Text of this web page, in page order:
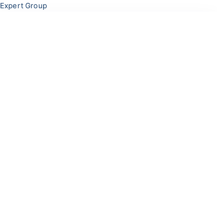
Перейти
Expert Group
Меню